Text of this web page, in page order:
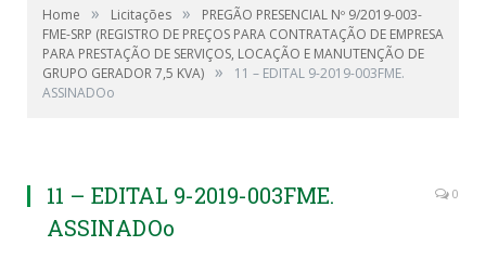
Home » Licitações »
PREGÃO PRESENCIAL Nº 9/2019-003-
FME-SRP (REGISTRO DE PREÇOS PARA CONTRATAÇÃO DE EMPRESA
PARA PRESTAÇÃO DE SERVIÇOS, LOCAÇÃO E MANUTENÇÃO DE
GRUPO GERADOR 7,5 KVA) »
11 – EDITAL 9-2019-003FME.
ASSINADOo
11 – EDITAL 9-2019-003FME.
ASSINADOo
0